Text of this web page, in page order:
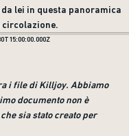
lei in questa panoramica
circolazione.
i file di Killjoy. Abbiamo
documento non è
sia stato creato per